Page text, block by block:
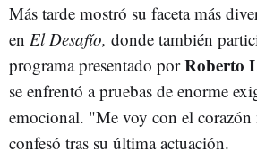
Más tarde mostró su faceta más
en El Desafío, donde también
programa presentado porRoberto
se enfrentó a pruebas de enorme
emocional. "Me voy con el
confesó tras su última actuación.